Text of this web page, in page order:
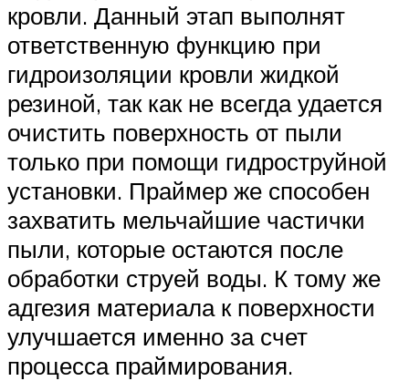
кровли. Данный этап выполнят
ответственную функцию при
гидроизоляции кровли жидкой
резиной, так как не всегда удается
очистить поверхность от пыли
только при помощи гидроструйной
установки. Праймер же способен
захватить мельчайшие частички
пыли, которые остаются после
обработки струей воды. К тому же
адгезия материала к поверхности
улучшается именно за счет
процесса праймирования.